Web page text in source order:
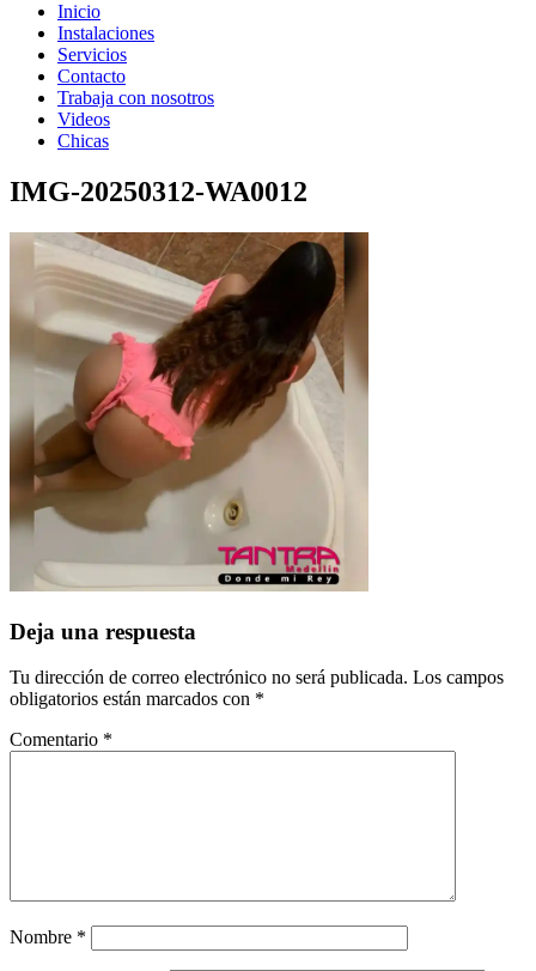
Inicio
Instalaciones
Servicios
Contacto
Trabaja con nosotros
Videos
Chicas
IMG-20250312-WA0012
Deja una respuesta
Tu dirección de correo electrónico no será publicada. Los campos
obligatorios están marcados con *
Comentario *
Nombre *